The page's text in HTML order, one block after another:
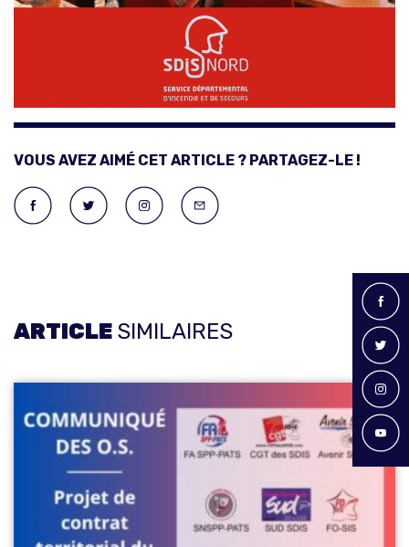
VOUS AVEZ AIMÉ CET ARTICLE ? PARTAGEZ-LE !
ARTICLE SIMILAIRES